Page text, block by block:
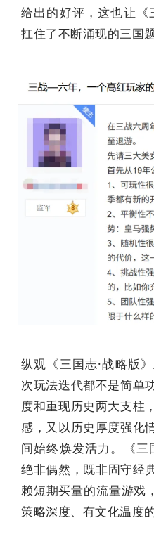
给出的好评，这也让《
扛住了不断涌现的三国
纵观《三国志·战略版
次玩法迭代都不是简单
度和重现历史两大支柱
感，又以历史厚度强化
间始终焕发活力。《三
绝非偶然，既非固守经
赖短期买量的流量游戏
策略深度、有文化温度